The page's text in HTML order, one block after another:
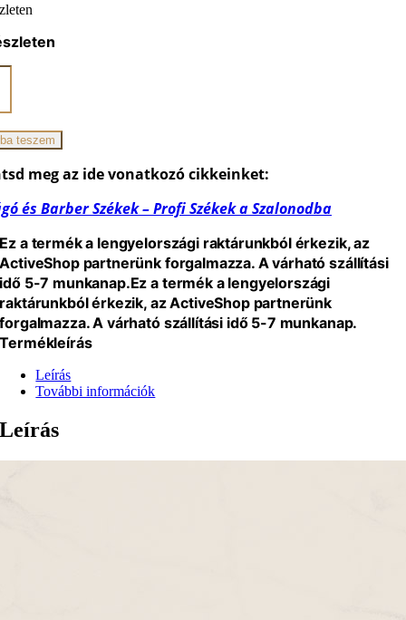
teszem
meg az ide vonatkozó cikkeinket:
és Barber Székek – Profi Székek a Szalonodba
Ez a termék a lengyelországi raktárunkból érkezik, az
ActiveShop partnerünk forgalmazza. A várható szállítási
idő 5-7 munkanap.Ez a termék a lengyelországi
raktárunkból érkezik, az ActiveShop partnerünk
forgalmazza. A várható szállítási idő 5-7 munkanap.
Termékleírás
Leírás
További információk
Leírás